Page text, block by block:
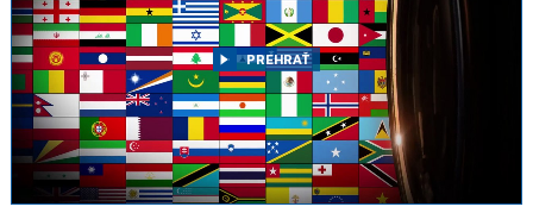
ARCHÍV
PREHRAŤ